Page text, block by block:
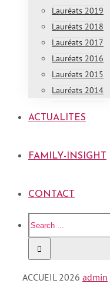
Lauréats 2019
Lauréats 2018
Lauréats 2017
Lauréats 2016
Lauréats 2015
Lauréats 2014
ACTUALITES
FAMILY-INSIGHT
CONTACT
ACCUEIL 2026 admin